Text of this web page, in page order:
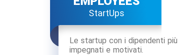
StartUps
Le startup con i dipendenti più
impegnati e motivati.